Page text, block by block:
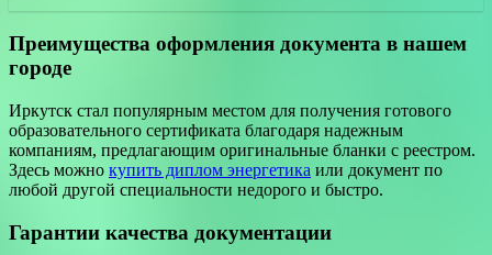
Преимущества оформления документа в нашем
городе
Иркутск стал популярным местом для получения готового
образовательного сертификата благодаря надежным
компаниям, предлагающим оригинальные бланки с реестром.
Здесь можно купить диплом энергетика или документ по
любой другой специальности недорого и быстро.
Гарантии качества документации